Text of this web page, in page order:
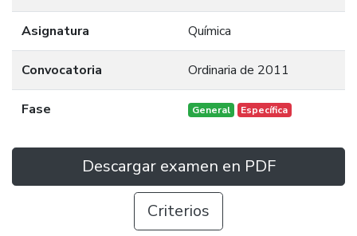
Asignatura Química
Convocatoria Ordinaria de 2011
Fase General Específica
Descargar examen en PDF
Criterios